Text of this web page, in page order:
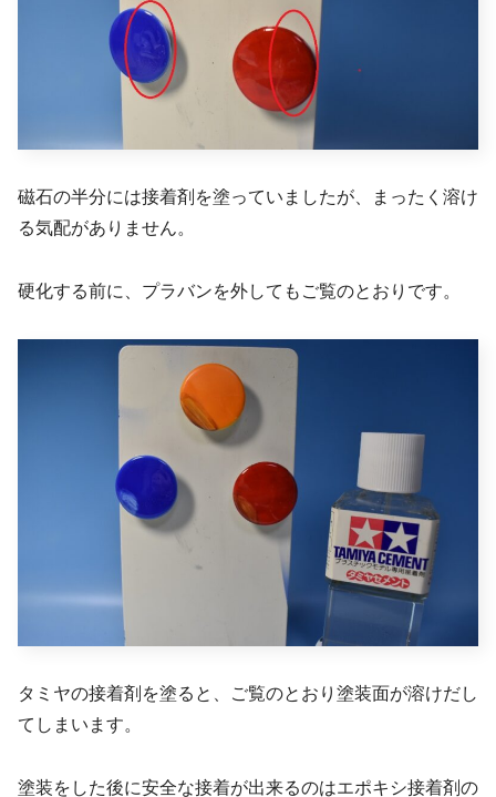
磁石の半分には接着剤を塗っていましたが、まったく溶け
る気配がありません。
硬化する前に、プラバンを外してもご覧のとおりです。
タミヤの接着剤を塗ると、ご覧のとおり塗装面が溶けだし
てしまいます。
塗装をした後に安全な接着が出来るのはエポキシ接着剤の